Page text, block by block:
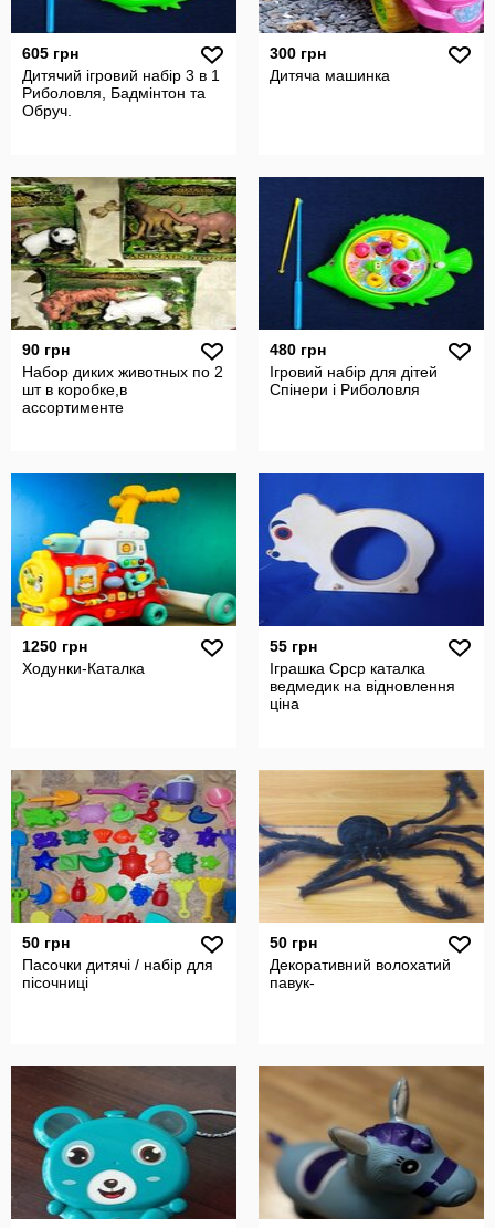
605 грн
Дитячий ігровий набір 3 в 1
Риболовля, Бадмінтон та
Обруч.
300 грн
Дитяча машинка
90 грн
Набор диких животных по 2
шт в коробке,в
ассортименте
480 грн
Ігровий набір для дітей
Спінери i Риболовля
1250 грн
Ходунки-Каталка
55 грн
Іграшка Срср каталка
ведмедик на відновлення
ціна
50 грн
Пасочки дитячі / набір для
пісочниці
50 грн
Декоративний волохатий
павук-